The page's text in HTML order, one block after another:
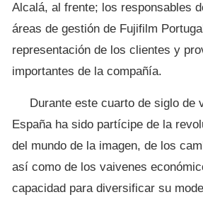
Alcalá, al frente; los responsables
áreas de gestión de Fujifilm
representación de los clientes y
importantes de la compañía.
Durante este cuarto de siglo de
España ha sido partícipe de la
del mundo de la imagen, de los
así como de los vaivenes
capacidad para diversificar su